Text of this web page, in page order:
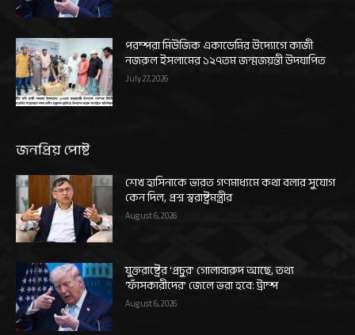
পরম্পরা মিউজিক একাডেমির উদ্যোগে কাজী
নজরুল ইসলামের ১২৭তম জন্মজয়ন্তী উদযাপিত
July 27, 2026
জনপ্রিয় পোষ্ট
শেখ হাসিনাকে ভারত গণমাধ্যমে কথা বলার সুযোগ
কেন দিল, প্রশ্ন স্বরাষ্ট্রমন্ত্রীর
August 6, 2026
যুক্তরাষ্ট্রের ‘প্রচুর’ গোলাবারুদ আছে, তথ্য
‘ফাঁসকারীদের’ জেলে ভরা হবে: ট্রাম্প
August 6, 2026